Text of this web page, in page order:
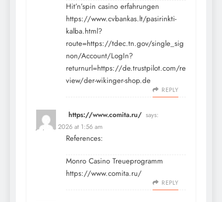
Hit’n’spin casino erfahrungen
https://www.cvbankas.lt/pasirinkti-
kalba.html?
route=https://tdec.tn.gov/single_sig
non/Account/LogIn?
returnurl=https://de.trustpilot.com/re
view/der-wikinger-shop.de
REPLY
https://www.comita.ru/ says:
July 13, 2026 at 1:56 am
References:
Monro Casino Treueprogramm
https://www.comita.ru/
REPLY